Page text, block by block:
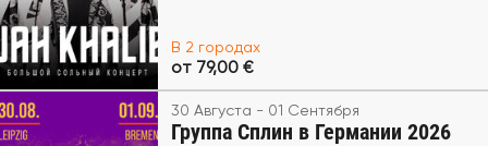
В 2 городах
от 79,00 €
30 Августа - 01 Сентября
Группа Сплин в Германии 2026